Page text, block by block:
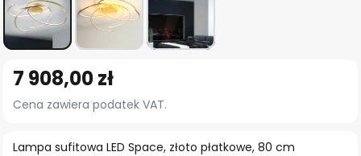
na
początek
Lampa sufitowa LED Space, złoto płatkowe, 80 cm
7 908,00 zł
Cena zawiera podatek VAT.